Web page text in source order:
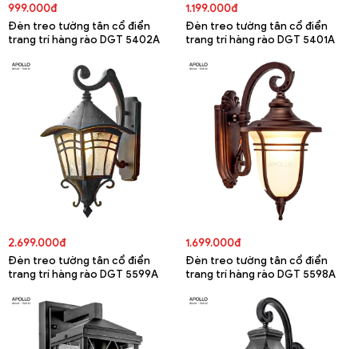
999.000đ
Đèn treo tường tân cổ điển
trang trí hàng rào DGT 5402A
1.199.000đ
Đèn treo tường tân cổ điển
trang trí hàng rào DGT 5401A
2.699.000đ
Đèn treo tường tân cổ điển
trang trí hàng rào DGT 5599A
1.699.000đ
Đèn treo tường tân cổ điển
trang trí hàng rào DGT 5598A